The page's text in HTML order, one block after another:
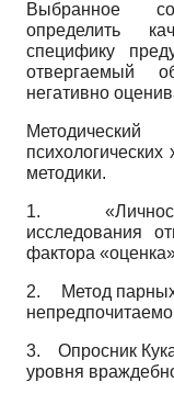
Выбранное
определить
специфику
отвергаемый
негативно
методики.
1.
исследования
фактора
2.
Метод
3. Опросник
уровня